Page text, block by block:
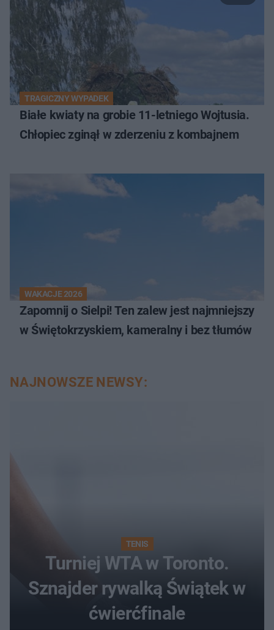
TRAGICZNY WYPADEK
Białe kwiaty na grobie 11-letniego Wojtusia.
Chłopiec zginął w zderzeniu z kombajnem
WAKACJE 2026
Zapomnij o Sielpi! Ten zalew jest najmniejszy
w Świętokrzyskiem, kameralny i bez tłumów
NAJNOWSZE NEWSY:
TENIS
Turniej WTA w Toronto.
Sznajder rywalką Świątek w
ćwierćfinale